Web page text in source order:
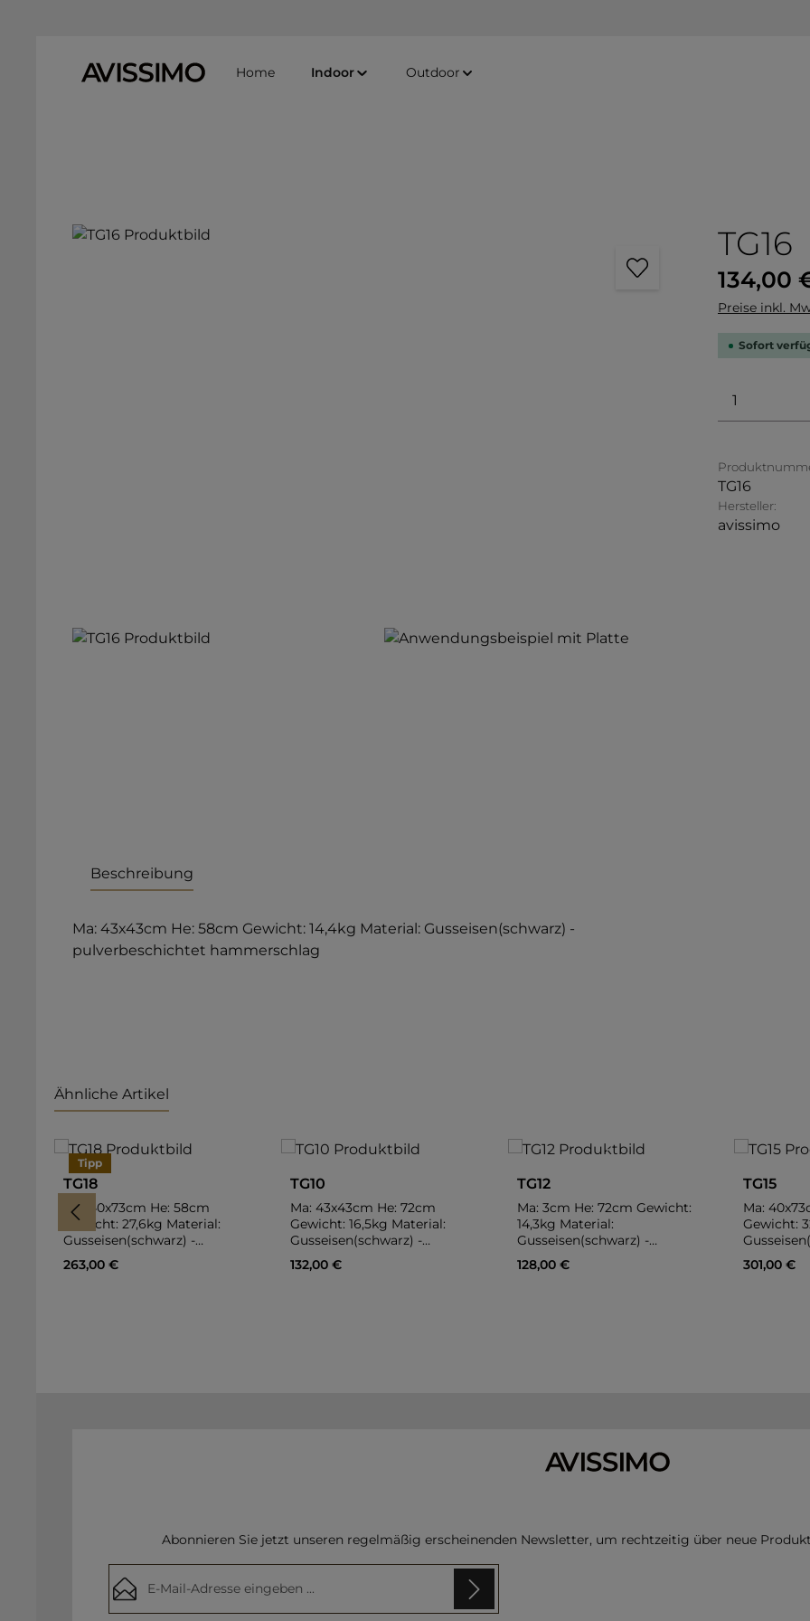
Home Indoor Outdoor
Bildergalerie überspringen TG16
Regulärer
134,00
Preise inkl.
Sofort
TG16
Hersteller:
avissimo
Beschreibung
Ma: 43x43cm He: 58cm Gewicht: 14,4kg Material: Gusseisen(schwarz) -
pulverbeschichtet hammerschlag
Ähnliche Artikel
Produktgalerie überspringen
Tipp
TG18
Ma: 40x73cm He: 58cm
Gewicht: 27,6kg Material:
Gusseisen(schwarz) -
pulverbeschichtet
hammerschlag
Regulärer Preis:
263,00 €
TG10
Ma: 43x43cm He: 72cm
Gewicht: 16,5kg Material:
Gusseisen(schwarz) -
pulverbeschichtet
hammerschlag
Regulärer Preis:
132,00 €
TG12
Ma: 3cm He: 72cm Gewicht:
14,3kg Material:
Gusseisen(schwarz) -
pulverbeschichtet
hammerschlag
Regulärer Preis:
128,00 €
TG15
Ma: 40x73cm He:
Gewicht:
Regulärer
301,00 €
Abonnieren Sie jetzt unseren regelmäßig erscheinenden Newsletter, um rechtzeitig über neue